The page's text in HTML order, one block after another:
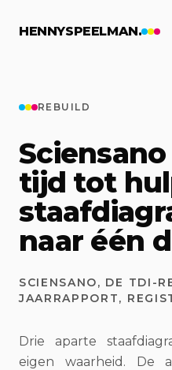
HENNYSPEELMAN.
REBUILD
tijd tot
naar één
SCIENSANO, DE TDI-
JAARRAPPORT,
Drie aparte
eigen waarheid. De